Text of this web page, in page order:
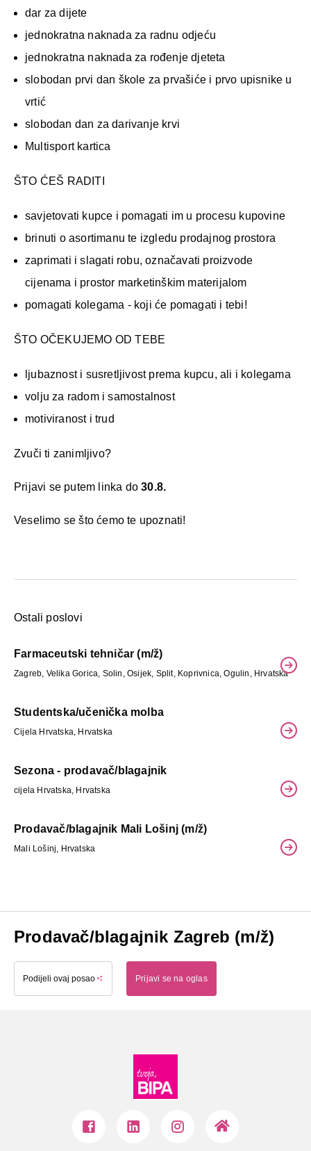
dar za dijete
jednokratna naknada za radnu odjeću
jednokratna naknada za rođenje djeteta
slobodan prvi dan škole za prvašiće i prvo upisnike u
vrtić
slobodan dan za darivanje krvi
Multisport kartica
ŠTO ĆEŠ RADITI
savjetovati kupce i pomagati im u procesu kupovine
brinuti o asortimanu te izgledu prodajnog prostora
zaprimati i slagati robu, označavati proizvode
cijenama i prostor marketinškim materijalom
pomagati kolegama - koji će pomagati i tebi!
ŠTO OČEKUJEMO OD TEBE
ljubaznost i susretljivost prema kupcu, ali i kolegama
volju za radom i samostalnost
motiviranost i trud
Zvuči ti zanimljivo?
Prijavi se putem linka do 30.8.
Veselimo se što ćemo te upoznati!
Ostali poslovi
Farmaceutski tehničar (m/ž)
Zagreb, Velika Gorica, Solin, Osijek, Split, Koprivnica, Ogulin, Hrvatska
Studentska/učenička molba
Cijela Hrvatska, Hrvatska
Sezona - prodavač/blagajnik
cijela Hrvatska, Hrvatska
Prodavač/blagajnik Mali Lošinj (m/ž)
Mali Lošinj, Hrvatska
Prodavač/blagajnik Zagreb (m/ž)
Podijeli ovaj posao Prijavi se na oglas